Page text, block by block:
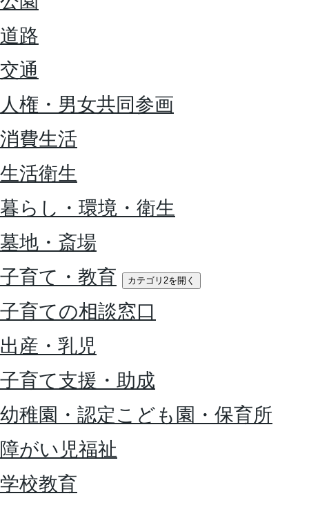
道路
交通
人権・男女共同参画
消費生活
生活衛生
暮らし・環境・衛生
墓地・斎場
子育て・教育
カテゴリ2を開く
子育ての相談窓口
出産・乳児
子育て支援・助成
幼稚園・認定こども園・保育所
障がい児福祉
学校教育